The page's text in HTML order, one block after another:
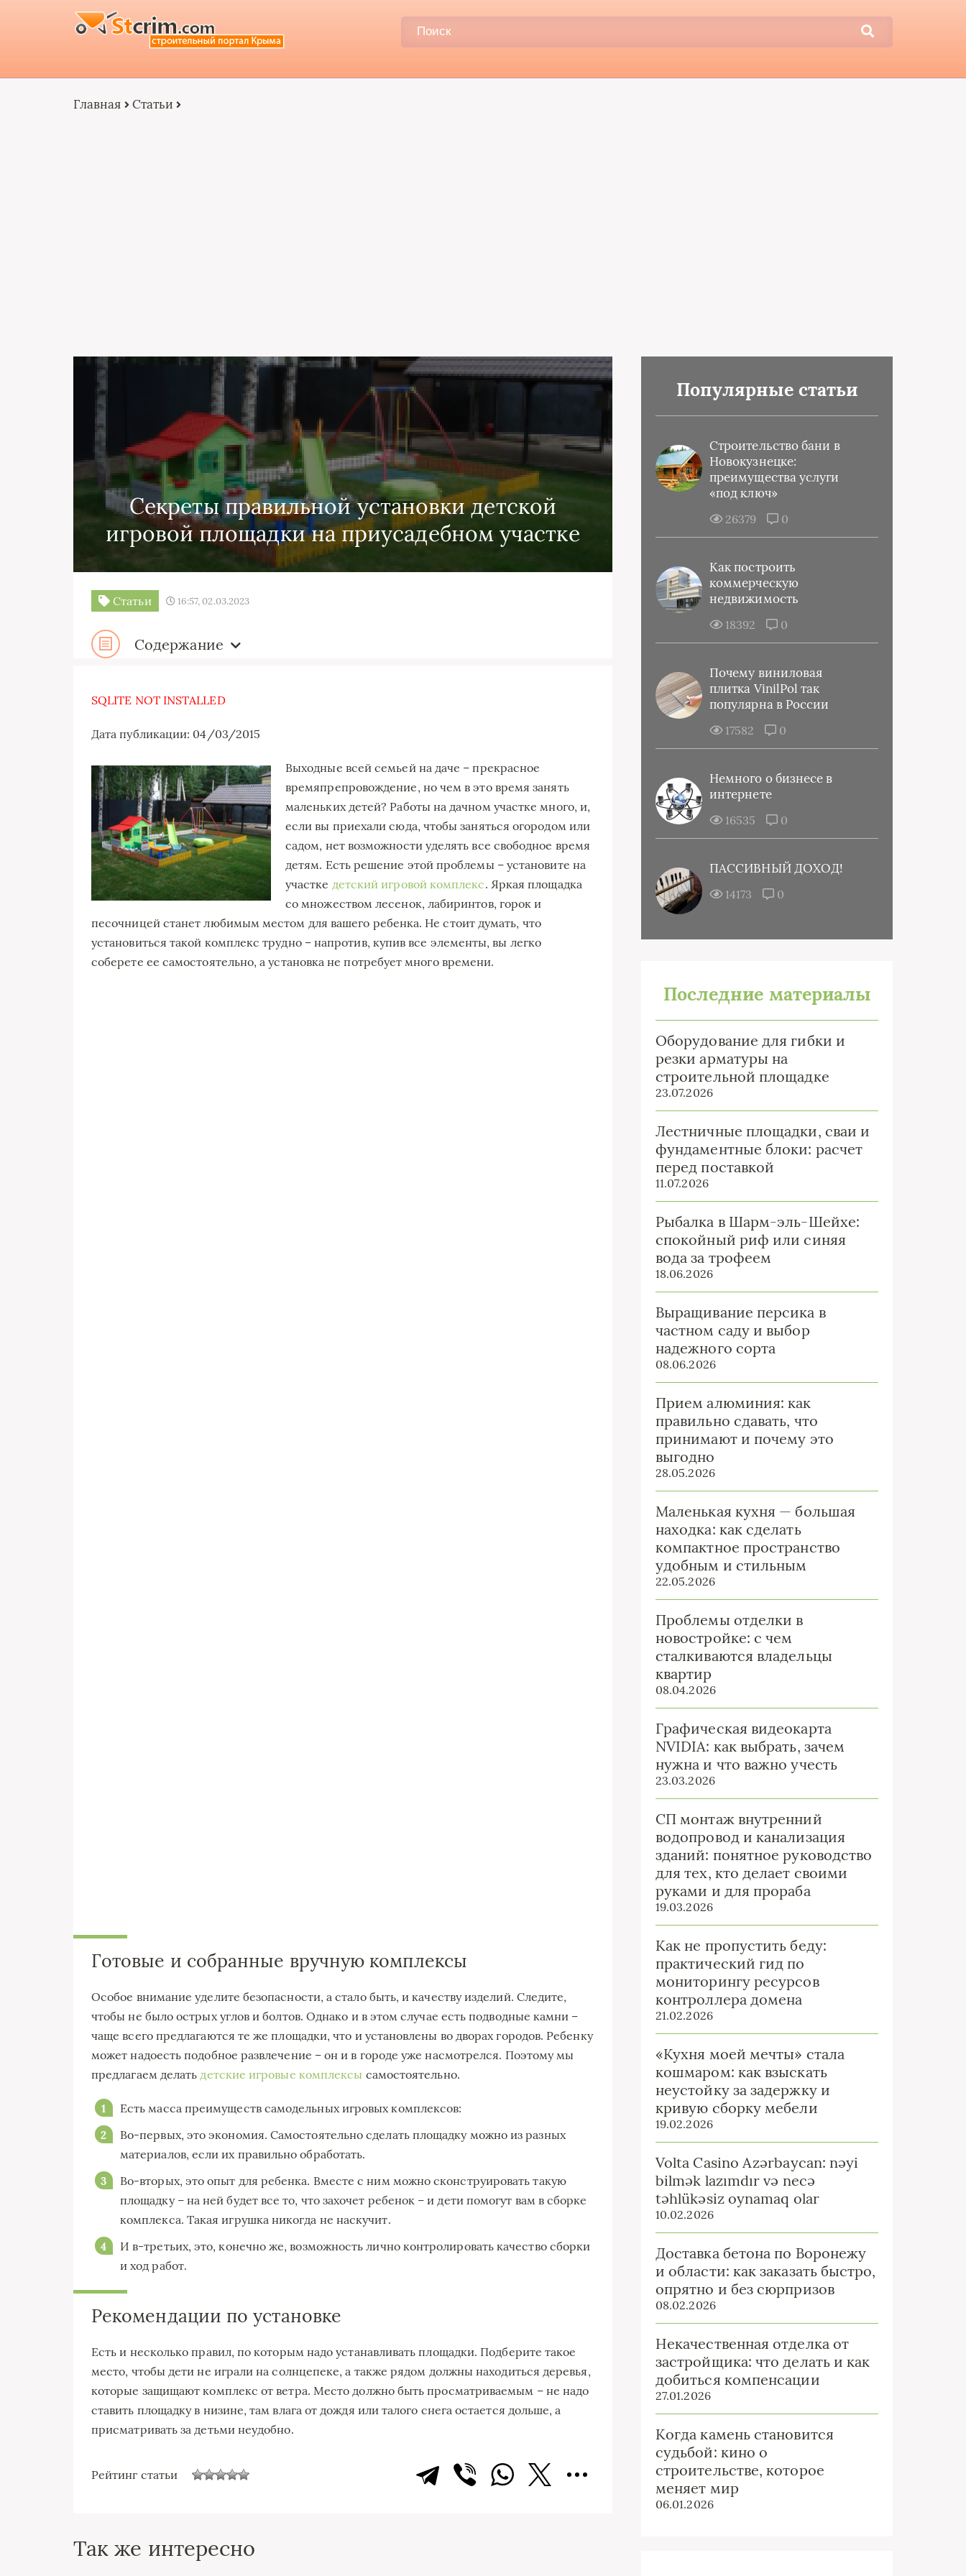
Главная Статьи
Секреты правильной установки детской
игровой площадки на приусадебном участке
Статьи 16:57, 02.03.2023
Содержание
SQLITE NOT INSTALLED
Дата публикации: 04/03/2015
Выходные всей семьей на даче – прекрасное
времяпрепровождение, но чем в это время занять
маленьких детей? Работы на дачном участке много, и,
если вы приехали сюда, чтобы заняться огородом или
садом, нет возможности уделять все свободное время
детям. Есть решение этой проблемы – установите на
участке детский игровой комплекс. Яркая площадка
со множеством лесенок, лабиринтов, горок и
песочницей станет любимым местом для вашего ребенка. Не стоит думать, что
установиться такой комплекс трудно – напротив, купив все элементы, вы легко
соберете ее самостоятельно, а установка не потребует много времени.
Готовые и собранные вручную комплексы
Особое внимание уделите безопасности, а стало быть, и качеству изделий. Следите,
чтобы не было острых углов и болтов. Однако и в этом случае есть подводные камни –
чаще всего предлагаются те же площадки, что и установлены во дворах городов. Ребенку
может надоесть подобное развлечение – он и в городе уже насмотрелся. Поэтому мы
предлагаем делать детские игровые комплексы самостоятельно.
Есть масса преимуществ самодельных игровых комплексов:
Во-первых, это экономия. Самостоятельно сделать площадку можно из разных
материалов, если их правильно обработать.
Во-вторых, это опыт для ребенка. Вместе с ним можно сконструировать такую
площадку – на ней будет все то, что захочет ребенок – и дети помогут вам в сборке
комплекса. Такая игрушка никогда не наскучит.
И в-третьих, это, конечно же, возможность лично контролировать качество сборки
и ход работ.
Рекомендации по установке
Есть и несколько правил, по которым надо устанавливать площадки. Подберите такое
место, чтобы дети не играли на солнцепеке, а также рядом должны находиться деревья,
которые защищают комплекс от ветра. Место должно быть просматриваемым – не надо
ставить площадку в низине, там влага от дождя или талого снега остается дольше, а
присматривать за детьми неудобно.
Рейтинг статьи
Так же интересно
Популярные статьи
Строительство бани в
Новокузнецке:
преимущества услуги
«под ключ»
26379 0
Как построить
коммерческую
недвижимость
18392 0
Почему виниловая
плитка VinilPol так
популярна в России
17582 0
Немного о бизнесе в
интернете
16535 0
ПАССИВНЫЙ ДОХОД!
14173 0
Последние материалы
Оборудование для гибки и
резки арматуры на
строительной площадке
23.07.2026
Лестничные площадки, сваи и
фундаментные блоки: расчет
перед поставкой
11.07.2026
Рыбалка в Шарм-эль-Шейхе:
спокойный риф или синяя
вода за трофеем
18.06.2026
Выращивание персика в
частном саду и выбор
надежного сорта
08.06.2026
Прием алюминия: как
правильно сдавать, что
принимают и почему это
выгодно
28.05.2026
Маленькая кухня — большая
находка: как сделать
компактное пространство
удобным и стильным
22.05.2026
Проблемы отделки в
новостройке: с чем
сталкиваются владельцы
квартир
08.04.2026
Графическая видеокарта
NVIDIA: как выбрать, зачем
нужна и что важно учесть
23.03.2026
СП монтаж внутренний
водопровод и канализация
зданий: понятное руководство
для тех, кто делает своими
руками и для прораба
19.03.2026
Как не пропустить беду:
практический гид по
мониторингу ресурсов
контроллера домена
21.02.2026
«Кухня моей мечты» стала
кошмаром: как взыскать
неустойку за задержку и
кривую сборку мебели
19.02.2026
Volta Casino Azərbaycan: nəyi
bilmək lazımdır və necə
təhlükəsiz oynamaq olar
10.02.2026
Доставка бетона по Воронежу
и области: как заказать быстро,
опрятно и без сюрпризов
08.02.2026
Некачественная отделка от
застройщика: что делать и как
добиться компенсации
27.01.2026
Когда камень становится
судьбой: кино о
строительстве, которое
меняет мир
06.01.2026